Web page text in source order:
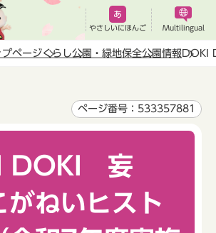
やさしいにほんご Multilingual
プページくらし公園・緑地保全公園情報 DOKI
ページ番号：533357881
DOKI 妄
ねいヒスト